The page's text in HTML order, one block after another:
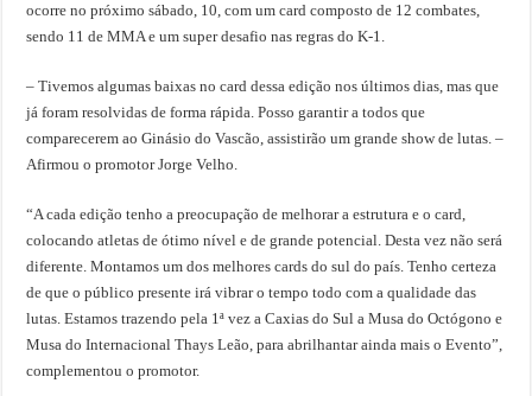
ocorre no próximo sábado, 10, com um card composto de 12 combates,
sendo 11 de MMA e um super desafio nas regras do K-1.
– Tivemos algumas baixas no card dessa edição nos últimos dias, mas que
já foram resolvidas de forma rápida. Posso garantir a todos que
comparecerem ao Ginásio do Vascão, assistirão um grande show de lutas. –
Afirmou o promotor Jorge Velho.
“A cada edição tenho a preocupação de melhorar a estrutura e o card,
colocando atletas de ótimo nível e de grande potencial. Desta vez não será
diferente. Montamos um dos melhores cards do sul do país. Tenho certeza
de que o público presente irá vibrar o tempo todo com a qualidade das
lutas. Estamos trazendo pela 1ª vez a Caxias do Sul a Musa do Octógono e
Musa do Internacional Thays Leão, para abrilhantar ainda mais o Evento”,
complementou o promotor.